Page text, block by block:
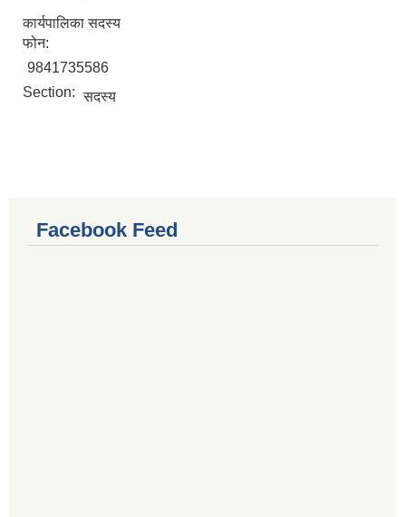
कार्यपालिका सदस्य
फोन:
9841735586
Section: सदस्य
Facebook Feed